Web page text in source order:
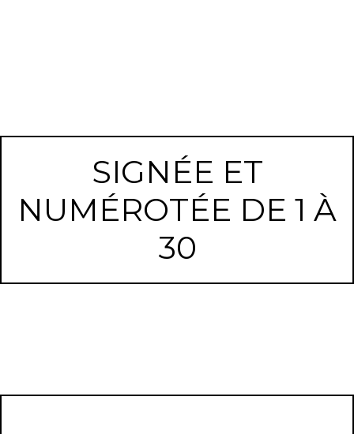
SIGNÉE ET
NUMÉROTÉE DE 1 À
30